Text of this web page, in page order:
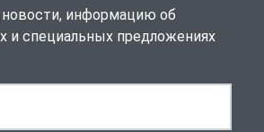
информацию об
и специальных предложениях